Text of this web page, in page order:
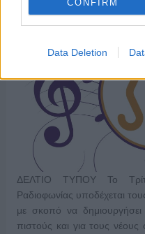
CONFIRM
Data Deletion
ΔΕΛΤΙΟ ΤΥΠΟΥ Το
Ραδιοφωνίας υποδέχεται
με σκοπό να δημιουργήσει
πιστούς και για τους